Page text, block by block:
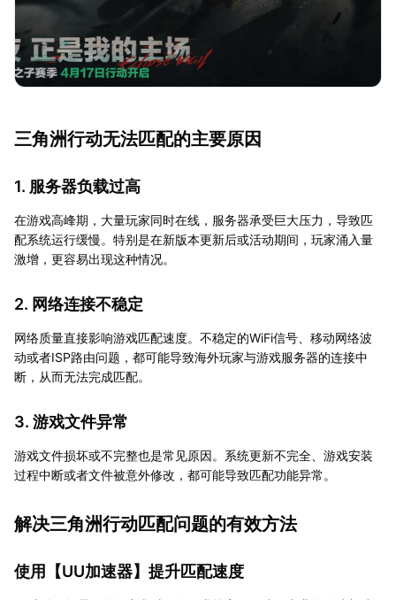
三角洲行动无法匹配的主要原因
1. 服务器负载过高
在游戏高峰期，大量玩家同时在线，服务器承受巨大压力，导致匹
配系统运行缓慢。特别是在新版本更新后或活动期间，玩家涌入量
激增，更容易出现这种情况。
2. 网络连接不稳定
网络质量直接影响游戏匹配速度。不稳定的WiFi信号、移动网络波
动或者ISP路由问题，都可能导致海外玩家与游戏服务器的连接中
断，从而无法完成匹配。
3. 游戏文件异常
游戏文件损坏或不完整也是常见原因。系统更新不完全、游戏安装
过程中断或者文件被意外修改，都可能导致匹配功能异常。
解决三角洲行动匹配问题的有效方法
使用【UU加速器】提升匹配速度